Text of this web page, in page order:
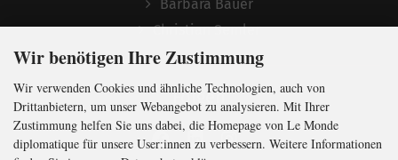
Barbara Bauer
Christian Semler
Folgen
Wir benötigen Ihre Zustimmung
Wir verwenden Cookies und ähnliche Technologien, auch von
Drittanbietern, um unser Webangebot zu analysieren. Mit Ihrer
Zustimmung helfen Sie uns dabei, die Homepage von Le Monde
diplomatique für unsere User:innen zu verbessern. Weitere Informationen